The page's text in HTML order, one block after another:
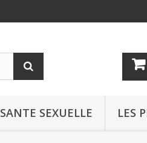
SANTE SEXUELLE LES